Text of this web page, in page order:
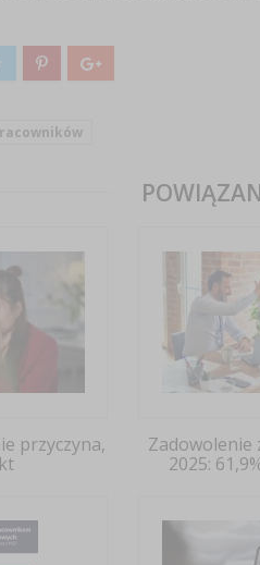
przyczyna,
Zadowolenie
2025: